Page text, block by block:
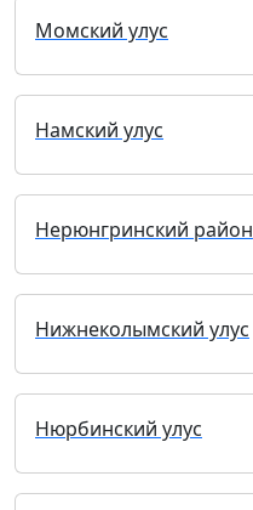
Момский улус
Намский улус
Нерюнгринский район
Нижнеколымский улус
Нюрбинский улус